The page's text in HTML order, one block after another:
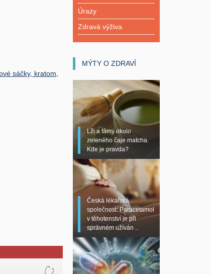
sáčky, kratom,
Úrazy
Zdravá výživa
MÝTY O ZDRAVÍ
Lži a fámy okolo
zeleného čaje matcha.
Kde je pravda?
Česká lékařská
společnost: Paracetamol
v těhotenství je při
správném užíván ..